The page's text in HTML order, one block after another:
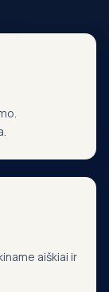
aiškiai ir